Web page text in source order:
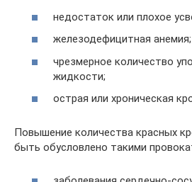
недостаток или плохое
железодефицитная анемия;
чрезмерное количество
жидкости;
острая или хроническая
Повышение количества красных
быть обусловлено такими